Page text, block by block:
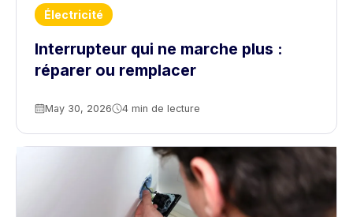
Électricité
Interrupteur qui ne marche plus :
réparer ou remplacer
May 30, 2026 4 min de lecture